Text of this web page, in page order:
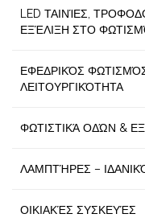
LED ΤΑΙΝΊΕΣ,
ΕΞΈΛΙΞΗ ΣΤΟ
ΕΦΕΔΡΙΚΌΣ
ΛΕΙΤΟΥΡΓΙΚΌΤΗΤΑ
ΦΩΤΙΣΤΙΚΆ ΟΔΏΝ &
ΛΑΜΠΤΉΡΕΣ –
ΟΙΚΙΑΚΈΣ ΣΥΣΚΕΥΈΣ